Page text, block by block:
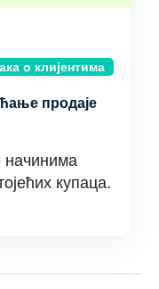
о клијентима
продаје
начинима
купаца.